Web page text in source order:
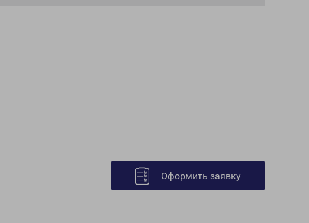
Оформить заявку